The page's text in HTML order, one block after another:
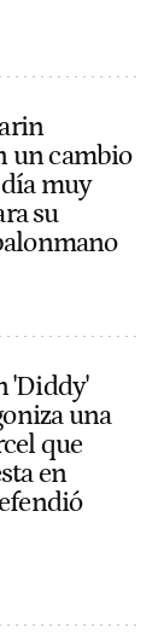
un cambio
muy
su
'Diddy'
una
que
en